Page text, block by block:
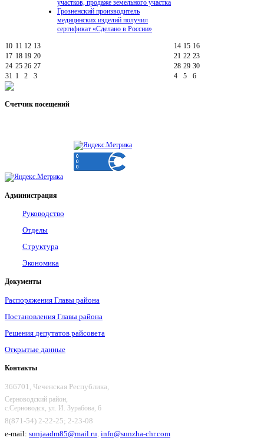
участков, продаже земельного участка
Грозненский производитель
медицинских изделий получил
сертификат «Сделано в России»
10 11 12 13 14 15 16
17 18 19 20 21 22 23
24 25 26 27 28 29 30
31 1 2 3 4 5 6
Счетчик посещений
Администрация
Руководство
Отделы
Структура
Экономика
Документы
Распоряжения Главы района
Постановления Главы района
Решения депутатов райсовета
Открытые данные
Контакты
366701, Чеченская Республика,
Серноводский район,
с.Серноводск, ул. И. Зурабова, 6
8(871-54) 2-22-25; 2-23-08
e-mail: sunjaadm85@mail.ru, info@sunzha-chr.com